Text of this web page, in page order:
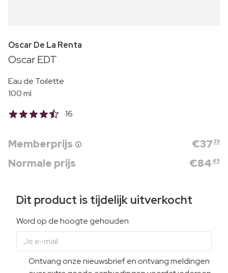
Oscar De La Renta
Oscar EDT
Eau de Toilette
100 ml
16
Memberprijs €3739
Normale prijs €84 49
Dit product is tijdelijk uitverkocht
Word op de hoogte gehouden
Ontvang onze nieuwsbrief en ontvang meldingen